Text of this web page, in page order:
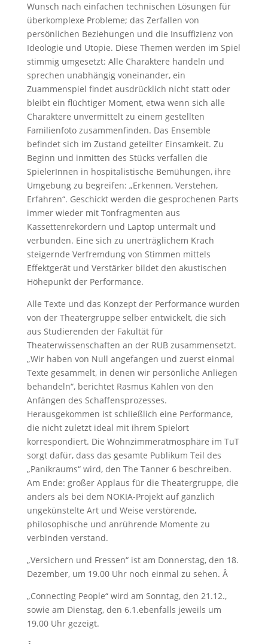
Wunsch nach einfachen technischen Lösungen für
überkomplexe Probleme; das Zerfallen von
persönlichen Beziehungen und die Insuffizienz von
Ideologie und Utopie. Diese Themen werden im Spiel
stimmig umgesetzt: Alle Charaktere handeln und
sprechen unabhängig voneinander, ein
Zuammenspiel findet ausdrücklich nicht statt oder
bleibt ein flüchtiger Moment, etwa wenn sich alle
Charaktere unvermittelt zu einem gestellten
Familienfoto zusammenfinden. Das Ensemble
befindet sich im Zustand geteilter Einsamkeit. Zu
Beginn und inmitten des Stücks verfallen die
SpielerInnen in hospitalistische Bemühungen, ihre
Umgebung zu begreifen: „Erkennen, Verstehen,
Erfahren“. Geschickt werden die gesprochenen Parts
immer wieder mit Tonfragmenten aus
Kassettenrekordern und Laptop untermalt und
verbunden. Eine sich zu unerträglichem Krach
steigernde Verfremdung von Stimmen mittels
Effektgerät und Verstärker bildet den akustischen
Höhepunkt der Performance.
Alle Texte und das Konzept der Performance wurden
von der Theatergruppe selber entwickelt, die sich
aus Studierenden der Fakultät für
Theaterwissenschaften an der RUB zusammensetzt.
„Wir haben von Null angefangen und zuerst einmal
Texte gesammelt, in denen wir persönliche Anliegen
behandeln“, berichtet Rasmus Kahlen von den
Anfängen des Schaffensprozesses.
Herausgekommen ist schließlich eine Performance,
die nicht zuletzt ideal mit ihrem Spielort
korrespondiert. Die Wohnzimmeratmosphäre im TuT
sorgt dafür, dass das gesamte Publikum Teil des
„Panikraums“ wird, den The Tanner 6 beschreiben.
Am Ende: großer Applaus für die Theatergruppe, die
anders als bei dem NOKIA-Projekt auf gänzlich
ungekünstelte Art und Weise verstörende,
philosophische und anrührende Momente zu
verbinden verstand.
„Versichern und Fressen“ ist am Donnerstag, den 18.
Dezember, um 19.00 Uhr noch einmal zu sehen. Â
„Connecting People“ wird am Sonntag, den 21.12.,
sowie am Dienstag, den 6.1.ebenfalls jeweils um
19.00 Uhr gezeigt.